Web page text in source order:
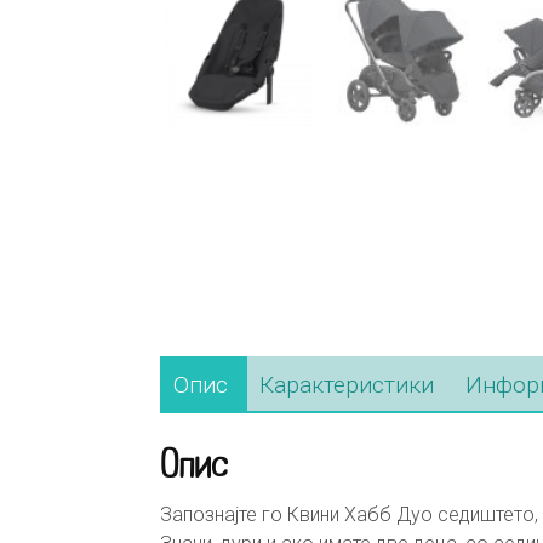
Опис Карактеристики
Опис
Запознајте го Квини Хабб Дуо